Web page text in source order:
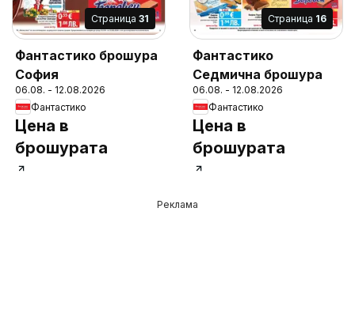
Cтраница 31
Фантастико брошура
София
06.08. - 12.08.2026
Фантастико
Цена в
брошурата
Cтраница 16
Фантастико
Седмична брошура
06.08. - 12.08.2026
Фантастико
Цена в
брошурата
Реклама